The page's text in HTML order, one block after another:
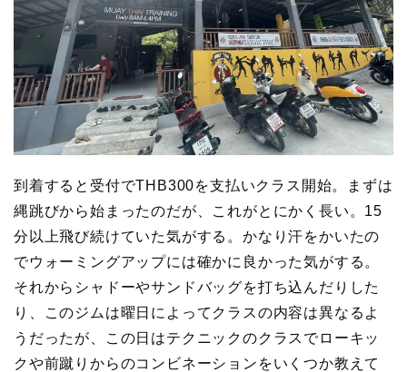
到着すると受付でTHB300を支払いクラス開始。まずは
縄跳びから始まったのだが、これがとにかく長い。15
分以上飛び続けていた気がする。かなり汗をかいたの
でウォーミングアップには確かに良かった気がする。
それからシャドーやサンドバッグを打ち込んだりした
り、このジムは曜日によってクラスの内容は異なるよ
うだったが、この日はテクニックのクラスでローキッ
クや前蹴りからのコンビネーションをいくつか教えて